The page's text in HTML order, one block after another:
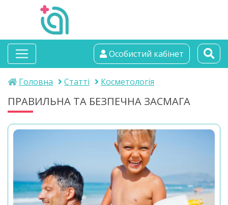
альтамедика
медичний центр
Особистий кабінет
Головна Статті Косметологія
ПРАВИЛЬНА ТА БЕЗПЕЧНА ЗАСМАГА